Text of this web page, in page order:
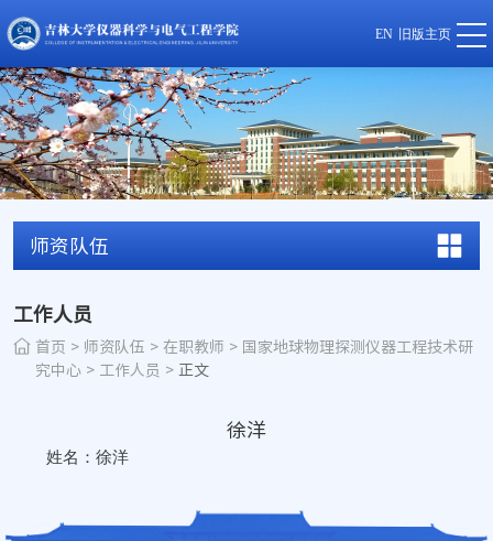
EN 旧版主页
师资队伍
工作人员
首页 > 师资队伍 > 在职教师 > 国家地球物理探测仪器工程技术研
究中心 > 工作人员 > 正文
徐洋
姓名：徐洋